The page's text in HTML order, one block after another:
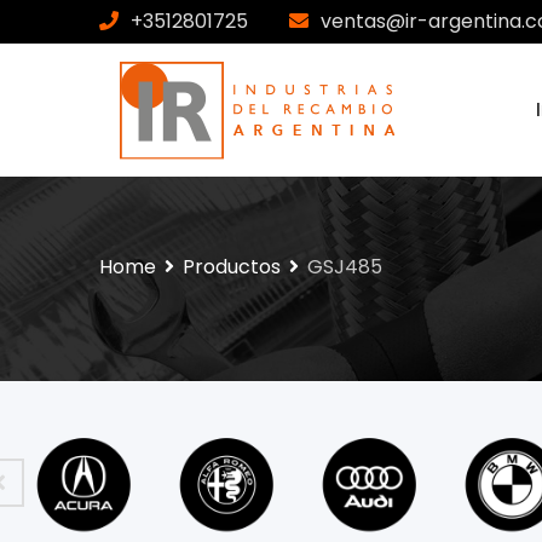
+3512801725 ventas@ir-
Home Productos GSJ485